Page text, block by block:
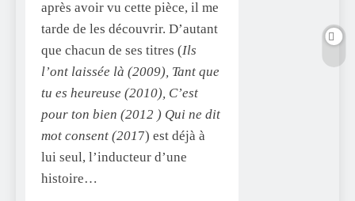
après avoir vu cette pièce, il me
tarde de les découvrir. D’autant
que chacun de ses titres (Ils
l’ont laissée là (2009), Tant que
tu es heureuse (2010), C’est
pour ton bien (2012 ) Qui ne dit
mot consent (2017) est déjà à
lui seul, l’inducteur d’une
histoire…